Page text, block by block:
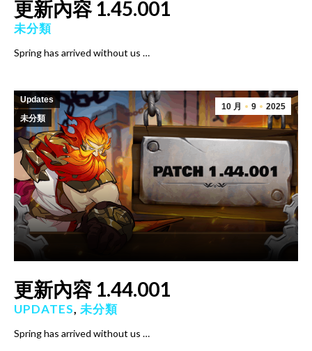
更新內容 1.45.001
未分類
Spring has arrived without us …
10 月 9 2025
Updates
未分類
更新內容 1.44.001
UPDATES, 未分類
Spring has arrived without us …